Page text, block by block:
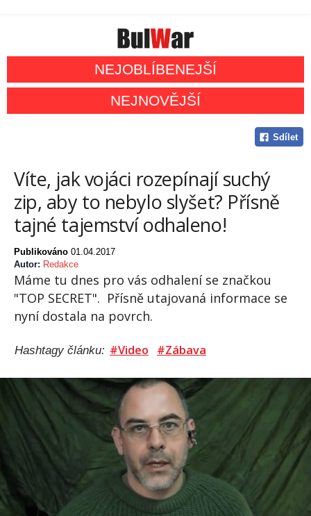
NEJOBLÍBENEJŠÍ
NEJNOVĚJŠÍ
Sdílet
Víte, jak vojáci rozepínají suchý
zip, aby to nebylo slyšet? Přísně
tajné tajemství odhaleno!
Publikováno 01.04.2017
Autor: Redakce
Máme tu dnes pro vás odhalení se značkou
"TOP SECRET". Přísně utajovaná informace se
nyní dostala na povrch.
Hashtagy článku: #Video #Zábava